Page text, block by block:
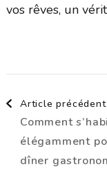
vos rêves, un
Article précédent
Comment
élégamment
dîner